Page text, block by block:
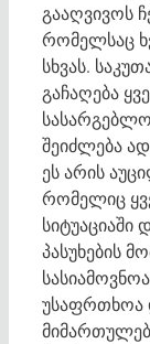
გააღვივოს
რომელსაც
სხვას.
გაჩაღება
შეიძლება
ეს არის
რომელიც
სიტუაციაში
პასუხების
უსაფრთხოა